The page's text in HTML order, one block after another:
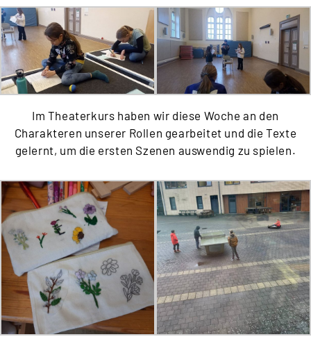
Im Theaterkurs haben wir diese Woche an den
Charakteren unserer Rollen gearbeitet und die Texte
gelernt, um die ersten Szenen auswendig zu spielen.